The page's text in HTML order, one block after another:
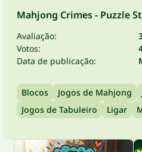
Mahjong Crimes - Puzzle
Avaliação:
Votos:
Data de publicação:
Blocos Jogos de Mahjong
Jogos de Tabuleiro
Ligar